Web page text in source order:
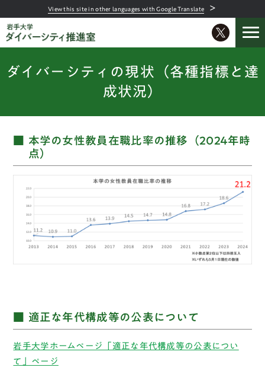
View this site in other languages with Google Translate ＞
ダイバーシティの現状（各種指標と達
成状況）
本学の女性教員在職比率の推移（2024年時
点）
適正な年代構成等の公表について
岩手大学ホームページ「適正な年代構成等の公表につい
て」ページ